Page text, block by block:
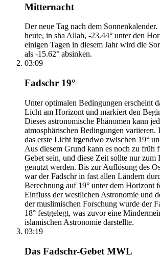
Mitternacht
Der neue Tag nach dem
heute, in sha Allah, -23.44° unter den
einigen Tagen in diesem Jahr wird die
als -15.62° absinken.
03:09
Fadschr 19°
Unter optimalen Bedingungen erscheint
Licht am Horizont und markiert den
Dieses astronomische Phänomen kann
atmosphärischen Bedingungen variieren.
das erste Licht irgendwo zwischen 19°
Aus diesem Grund kann es noch zu früh
Gebet sein, und diese Zeit sollte nur zum
genutzt werden. Bis zur Auflösung des
war der Fadschr in fast allen Ländern
Berechnung auf 19° unter dem Horizont
Einfluss der westlichen Astronomie und
der muslimischen Forschung wurde der
18° festgelegt, was zuvor eine
islamischen Astronomie darstellte.
03:19
Das Fadschr-Gebet MWL